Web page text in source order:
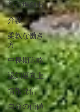
新市場創出
介護
柔軟な働き
方
中長期戦略
認知度向上
情報発信
自分の価値